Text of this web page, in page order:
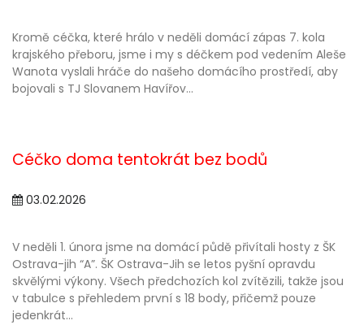
Kromě céčka, které hrálo v neděli domácí zápas 7. kola
krajského přeboru, jsme i my s déčkem pod vedením Aleše
Wanota vyslali hráče do našeho domácího prostředí, aby
bojovali s TJ Slovanem Havířov...
Céčko doma tentokrát bez bodů
03.02.2026
V neděli 1. února jsme na domácí půdě přivítali hosty z ŠK
Ostrava-jih “A”. ŠK Ostrava-Jih se letos pyšní opravdu
skvělými výkony. Všech předchozích kol zvítězili, takže jsou
v tabulce s přehledem první s 18 body, přičemž pouze
jedenkrát...